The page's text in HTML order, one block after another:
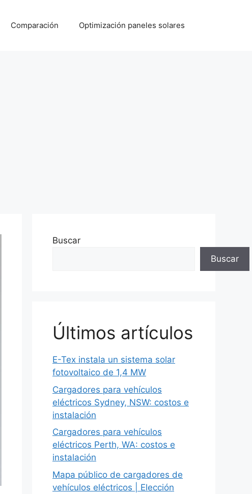
Comparación Optimización paneles solares
Buscar
Buscar
Últimos artículos
E-Tex instala un sistema solar
fotovoltaico de 1,4 MW
Cargadores para vehículos
eléctricos Sydney, NSW: costos e
instalación
Cargadores para vehículos
eléctricos Perth, WA: costos e
instalación
Mapa público de cargadores de
vehículos eléctricos | Elección